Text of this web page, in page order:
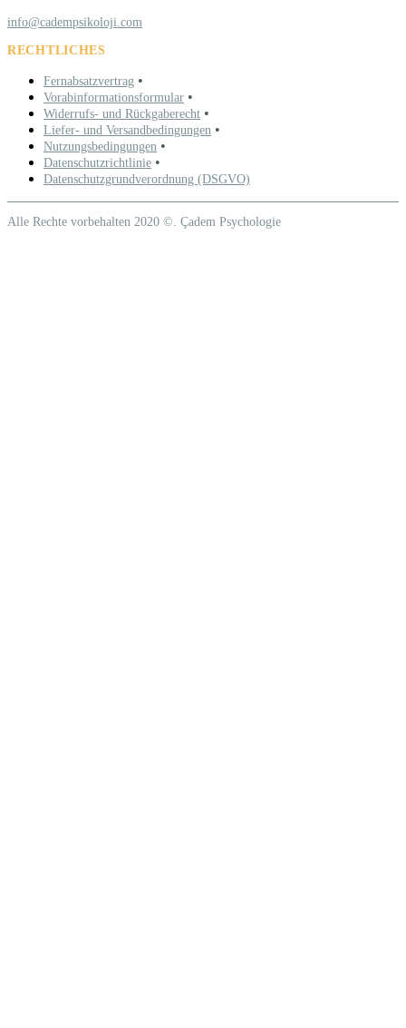
info@cadempsikoloji.com
RECHTLICHES
Fernabsatzvertrag •
Vorabinformationsformular •
Widerrufs- und Rückgaberecht •
Liefer- und Versandbedingungen •
Nutzungsbedingungen •
Datenschutzrichtlinie •
Datenschutzgrundverordnung (DSGVO)
Alle Rechte vorbehalten 2020 ©. Çadem Psychologie